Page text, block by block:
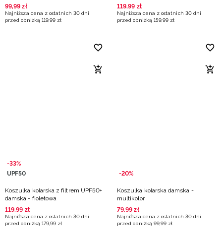
99,99 zł
Najniższa cena z ostatnich 30 dni
przed obniżką 119,99 zł
119,99 zł
Najniższa cena z ostatnich 30 dni
przed obniżką 159,99 zł
-33%
UPF50
Koszulka kolarska z filtrem UPF50+
damska - fioletowa
119,99 zł
Najniższa cena z ostatnich 30 dni
przed obniżką 179,99 zł
-20%
Koszulka kolarska damska -
multikolor
79,99 zł
Najniższa cena z ostatnich 30 dni
przed obniżką 99,99 zł